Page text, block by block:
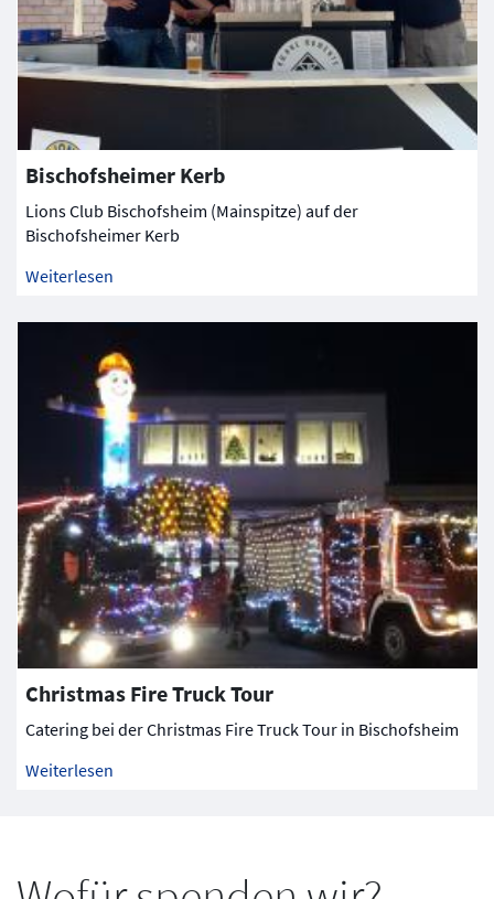
Bischofsheimer Kerb
Lions Club Bischofsheim (Mainspitze) auf der
Bischofsheimer Kerb
Weiterlesen
Christmas Fire Truck Tour
Catering bei der Christmas Fire Truck Tour in Bischofsheim
Weiterlesen